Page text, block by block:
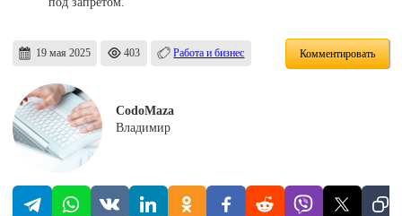
19 мая 2025 403 Работа и бизнес Комментировать
CodoMaza
Владимир